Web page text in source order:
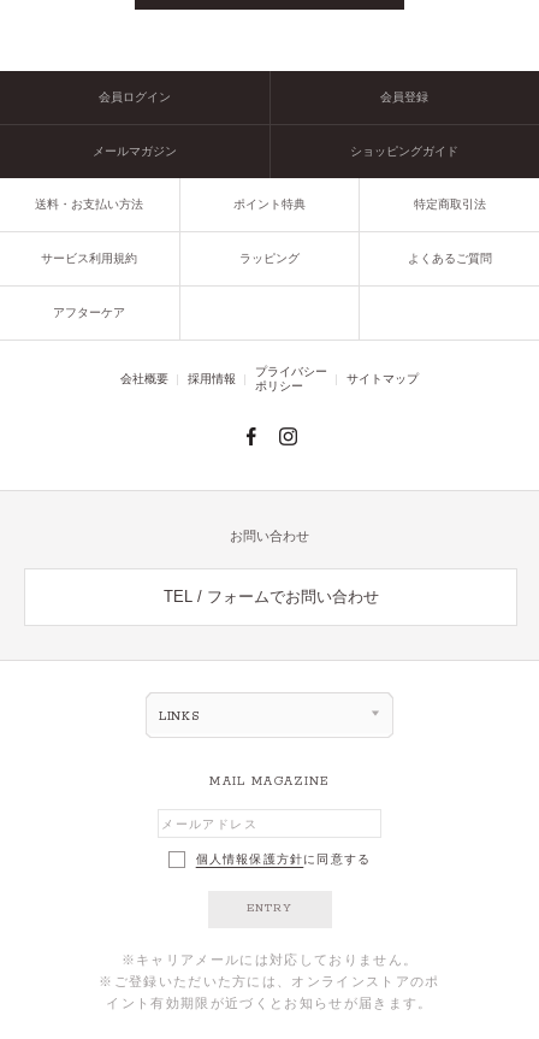
会員ログイン 会員登録
メールマガジン ショッピングガイド
送料・お支払い方法 ポイント特典 特定商取引法
サービス利用規約 ラッピング よくあるご質問
アフターケア
会社概要 採用情報
プライバシー
ポリシー
サイトマップ
お問い合わせ
TEL / フォームでお問い合わせ
LINKS
MAIL MAGAZINE
個人情報保護方針に同意する
ENTRY
※キャリアメールには対応しておりません。
※ご登録いただいた方には、オンラインストアのポ
イント有効期限が近づくとお知らせが届きます。